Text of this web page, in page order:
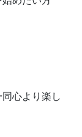
心より楽し